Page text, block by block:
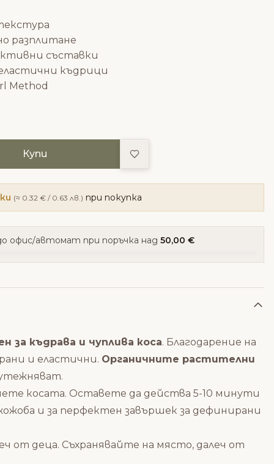
разплитане
съставки
къдрици
Method
Купи Добави в любими
(≈ 0.32 € / 0.63 лв.) при покупка
офис/автомат при поръчка над 50,00 €
за къдрава и чуплива коса. Благодарение на
и еластични. Органичните растителни
утежняват.
косата. Оставете да действа 5-10 минути
и за перфектен завършек за дефинирани
от деца. Съхранявайте на място, далеч от